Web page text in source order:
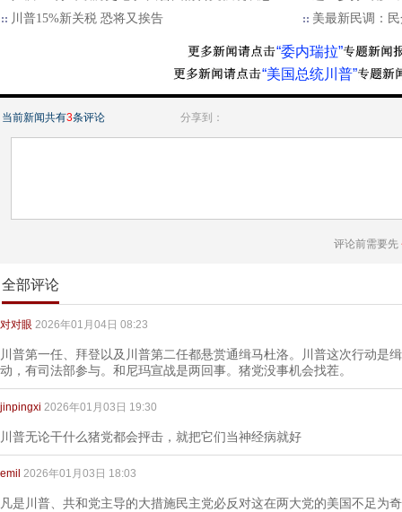
川普15%新关税 恐将又挨告
美最新民调：
“委内瑞拉”
“美国总统川普”
当前新闻共有3条评论 分享到：
评论前需要先
全部评论
对对眼 2026年01月04日 08:23
川普第一任、拜登以及川普第二任都悬赏通缉马杜洛。川普这次行动是
动，有司法部参与。和尼玛宣战是两回事。猪党没事机会找茬。
jinpingxi 2026年01月03日 19:30
川普无论干什么猪党都会抨击，就把它们当神经病就好
emil 2026年01月03日 18:03
凡是川普、共和党主导的大措施民主党必反对这在两大党的美国不足为